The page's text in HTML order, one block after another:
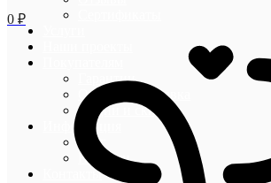
Гарантии
Оплата и доставка
Акции и скидки
Информация
Блог
Новости
Контакты
0 ₽